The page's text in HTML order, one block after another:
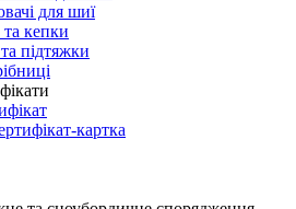
для шиї
кепки
підтяжки
картка